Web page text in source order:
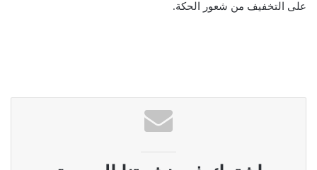
على التخفيف من شعور الحكة.